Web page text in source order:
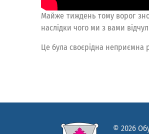
Майже тиждень тому ворог
наслідки чого ми з вами
Це була своєрідна неприємна
© 2026